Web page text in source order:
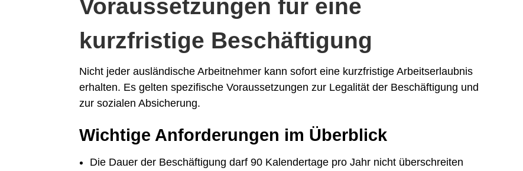
Voraussetzungen für eine
kurzfristige Beschäftigung
Nicht jeder ausländische Arbeitnehmer kann sofort eine kurzfristige Arbeitserlaubnis
erhalten. Es gelten spezifische Voraussetzungen zur Legalität der Beschäftigung und
zur sozialen Absicherung.
Wichtige Anforderungen im Überblick
Die Dauer der Beschäftigung darf 90 Kalendertage pro Jahr nicht überschreiten